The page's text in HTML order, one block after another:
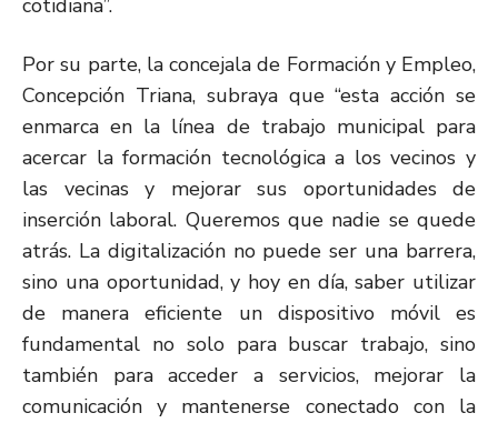
cotidiana”.
Por su parte, la concejala de Formación y Empleo,
Concepción Triana, subraya que “esta acción se
enmarca en la línea de trabajo municipal para
acercar la formación tecnológica a los vecinos y
las vecinas y mejorar sus oportunidades de
inserción laboral. Queremos que nadie se quede
atrás. La digitalización no puede ser una barrera,
sino una oportunidad, y hoy en día, saber utilizar
de manera eficiente un dispositivo móvil es
fundamental no solo para buscar trabajo, sino
también para acceder a servicios, mejorar la
comunicación y mantenerse conectado con la